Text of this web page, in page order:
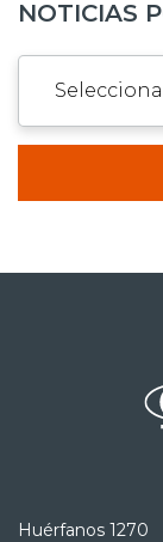
NOTICIAS
Huérfanos 1270